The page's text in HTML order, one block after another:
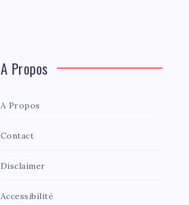
A Propos
A Propos
Contact
Disclaimer
Accessibilité